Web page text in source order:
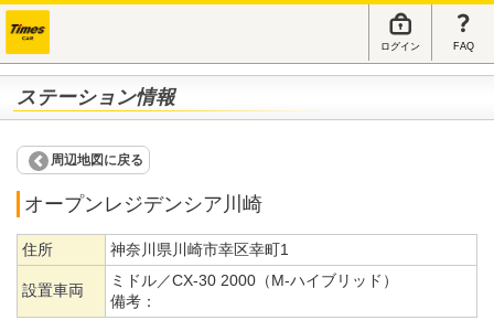
ログイン FAQ
ステーション情報
周辺地図に戻る
オープンレジデンシア川崎
住所 神奈川県川崎市幸区幸町1
設置車両
ミドル／CX-30 2000（M-ハイブリッド）
備考：